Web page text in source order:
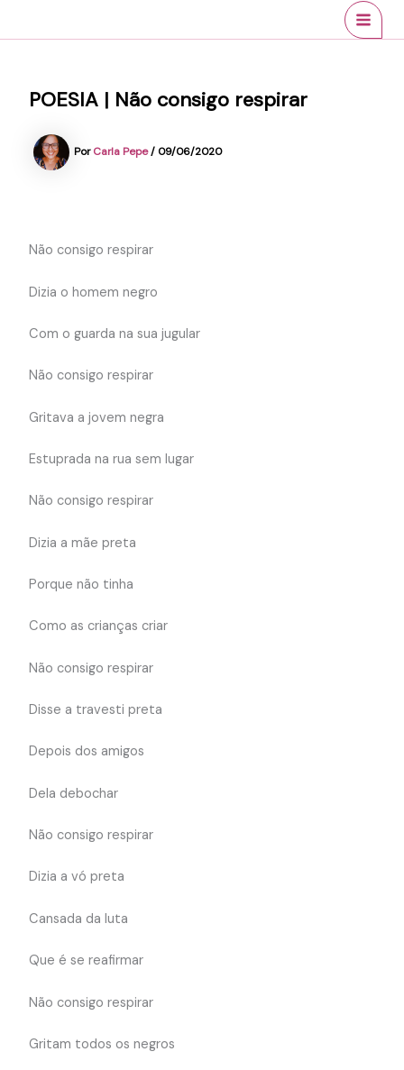
POESIA | Não consigo respirar
PorCarla Pepe/ 09/06/2020
Não consigo respirar
Dizia o homem negro
Com o guarda na sua jugular
Não consigo respirar
Gritava a jovem negra
Estuprada na rua sem lugar
Não consigo respirar
Dizia a mãe preta
Porque não tinha
Como as crianças criar
Não consigo respirar
Disse a travesti preta
Depois dos amigos
Dela debochar
Não consigo respirar
Dizia a vó preta
Cansada da luta
Que é se reafirmar
Não consigo respirar
Gritam todos os negros